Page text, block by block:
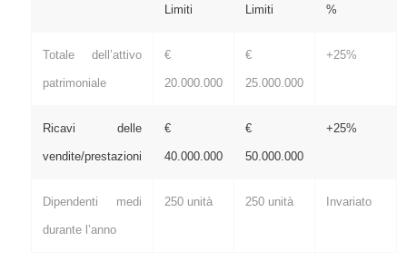
Limiti Limiti %
Totale dell’attivo
patrimoniale
€
20.000.000
€
25.000.000
+25%
Ricavi delle
vendite/prestazioni
€
40.000.000
€
50.000.000
+25%
Dipendenti medi
durante l’anno
250 unità 250 unità Invariato